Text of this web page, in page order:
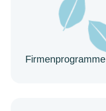
Firmenprogramme